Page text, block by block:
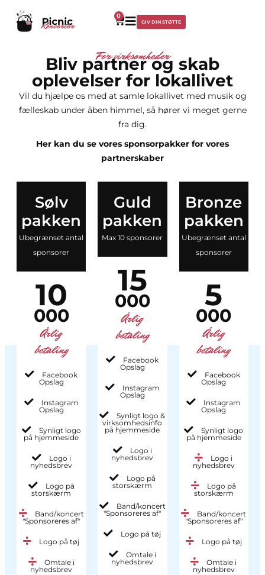
0
GIV DIN STØTTE
For virksomheder
Bliv partner og skab
oplevelser for lokallivet
Vil du hjælpe os med at samle lokallivet med musik og
fælleskab under åben himmel, så hører vi meget gerne
fra dig.
Her kan du se vores sponsorpakker for vores
partnerskaber
Sølv
pakken
Ubegrænset antal
sponsorer
10
000
Årlig
betaling
Facebook
Opslag
Instagram
Opslag
Synligt logo
på hjemmeside
Logo i
nyhedsbrev
Logo på
storskærm
Band/koncert
"Sponsoreres af"
Logo på tøj
Omtale i
nyhedsbrev
Guld
pakken
Max 10 sponsorer
15
000
Årlig
betaling
Facebook
Opslag
Instagram
Opslag
Synligt logo &
virksomhedsinfo
på hjemmeside
Logo i
nyhedsbrev
Logo på
storskærm
Band/koncert
"Sponsoreres af"
Logo på tøj
Omtale i
nyhedsbrev
Bronze
pakken
Ubegrænset antal
sponsorer
5
000
Årlig
betaling
Facebook
Opslag
Instagram
Opslag
Synligt logo
på hjemmeside
Logo i
nyhedsbrev
Logo på
storskærm
Band/koncert
"Sponsoreres af"
Logo på tøj
Omtale i
nyhedsbrev